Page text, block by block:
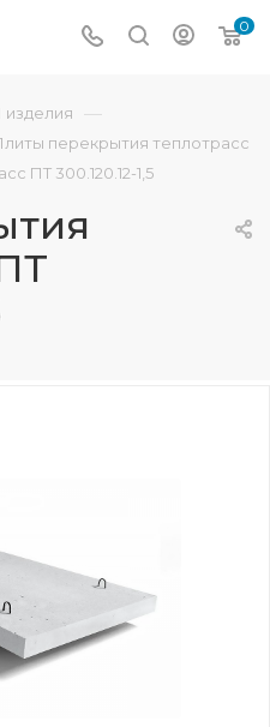
0
—
перекрытия теплотрасс
ПТ 300.120.12-1,5